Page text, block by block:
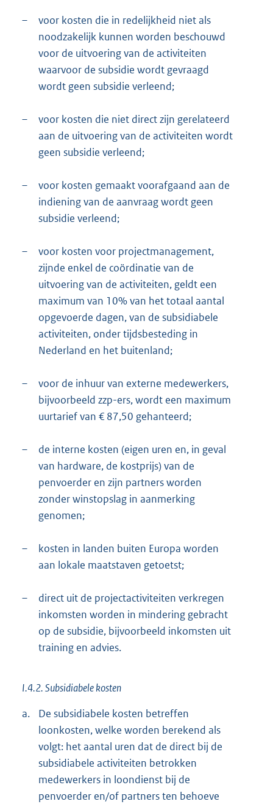
–
voor kosten die in redelijkheid niet als
noodzakelijk kunnen worden beschouwd
voor de uitvoering van de activiteiten
waarvoor de subsidie wordt gevraagd
wordt geen subsidie verleend;
–
voor kosten die niet direct zijn gerelateerd
aan de uitvoering van de activiteiten wordt
geen subsidie verleend;
–
voor kosten gemaakt voorafgaand aan de
indiening van de aanvraag wordt geen
subsidie verleend;
–
voor kosten voor projectmanagement,
zijnde enkel de coördinatie van de
uitvoering van de activiteiten, geldt een
maximum van 10% van het totaal aantal
opgevoerde dagen, van de subsidiabele
activiteiten, onder tijdsbesteding in
Nederland en het buitenland;
–
voor de inhuur van externe medewerkers,
bijvoorbeeld zzp-ers, wordt een maximum
uurtarief van € 87,50 gehanteerd;
–
de interne kosten (eigen uren en, in geval
van hardware, de kostprijs) van de
penvoerder en zijn partners worden
zonder winstopslag in aanmerking
genomen;
–
kosten in landen buiten Europa worden
aan lokale maatstaven getoetst;
–
direct uit de projectactiviteiten verkregen
inkomsten worden in mindering gebracht
op de subsidie, bijvoorbeeld inkomsten uit
training en advies.
I.4.2. Subsidiabele kosten
a.
De subsidiabele kosten betreffen
loonkosten, welke worden berekend als
volgt: het aantal uren dat de direct bij de
subsidiabele activiteiten betrokken
medewerkers in loondienst bij de
penvoerder en/of partners ten behoeve